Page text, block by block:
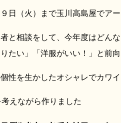
日（火）まで玉川高島屋でア
と相談をして、今年度はどん
たい」「洋服がいい！」と前
性を生かしたオシャレでカワ
えながら作りました